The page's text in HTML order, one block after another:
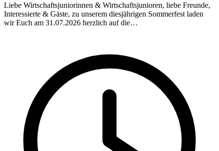
Liebe Wirtschaftsjuniorinnen & Wirtschaftsjunioren, liebe Freunde,
Interessierte & Gäste, zu unserem diesjährigen Sommerfest laden
wir Euch am 31.07.2026 herzlich auf die…